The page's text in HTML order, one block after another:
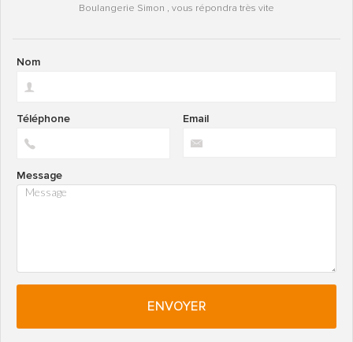
Boulangerie Simon , vous répondra très vite
Nom
Email
Téléphone
Message
ENVOYER